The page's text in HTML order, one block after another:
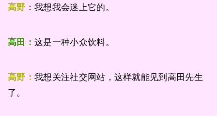
高野 ：我想我会迷上它的。
高田： 这是一种小众饮料。
高野： 我想关注社交网站，这样就能见到高田先生
了。